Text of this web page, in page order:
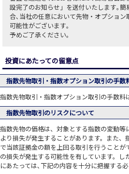
設完了のお知らせ」を送付いたします｡
合､当社の任意において先物・オプション
可能性がございます｡
予めご了承ください｡
投資にあたっての留意点
指数先物取引・指数オプション取引の手数
指数先物取引・指数オプション取引の手数料
指数先物取引のリスクについて
指数先物の価格は、対象とする指数の変動等
より損失が発生することがあります。また
で当該証拠金の額を上回る取引を行うこと
の損失が発生する可能性を有しています。し
にあたっては､下記の内容を十分に把握する必